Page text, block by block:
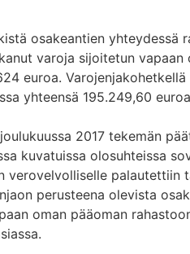
osakeantien yhteydessä
varoja sijoitetun vapaan
euroa. Varojenjakohetkellä
yhteensä 195.249,60
2017 tekemän
kuvatuissa olosuhteissa
verovelvolliselle palautettiin
perusteena olevista
oman pääoman